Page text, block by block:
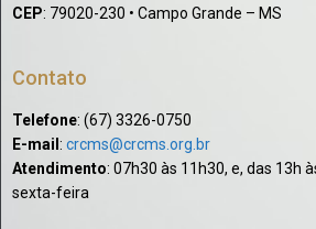
CEP: 79020-230 • Campo Grande – MS
Contato
Telefone: (67) 3326-0750​
E-mail : crcms@crcms.org.br
Atendimento: 07h30 às 11h30, e, das 13h
sexta-feira